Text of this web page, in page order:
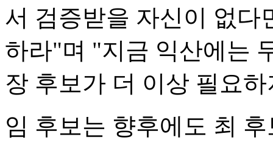
서 검증받을 자신이 없다
하라"며 "지금 익산에는
장 후보가 더 이상 필요
임 후보는 향후에도 최